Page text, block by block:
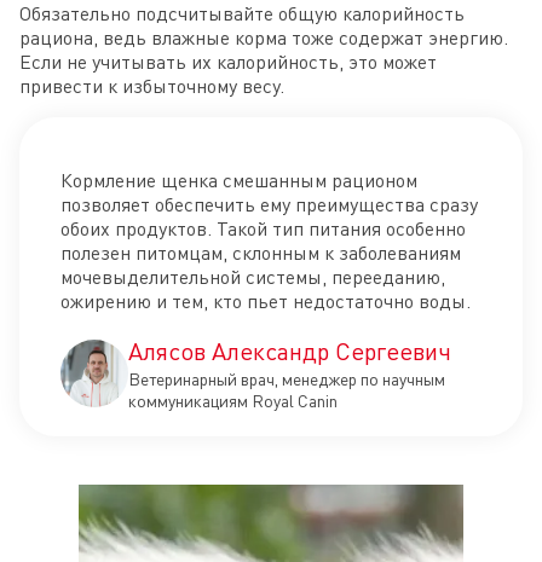
Обязательно подсчитывайте общую калорийность
рациона, ведь влажные корма тоже содержат энергию.
Если не учитывать их калорийность, это может
привести к избыточному весу.
Кормление щенка смешанным рационом
позволяет обеспечить ему преимущества сразу
обоих продуктов. Такой тип питания особенно
полезен питомцам, склонным к заболеваниям
мочевыделительной системы, перееданию,
ожирению и тем, кто пьет недостаточно воды.
Алясов Александр Сергеевич
Ветеринарный врач, менеджер по научным
коммуникациям Royal Canin